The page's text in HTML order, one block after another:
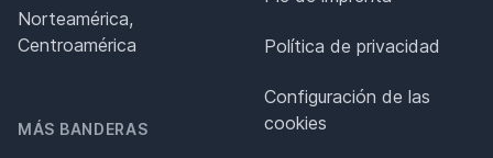
Norteamérica,
Centroamérica
MÁS BANDERAS
Política de privacidad
Configuración de las
cookies